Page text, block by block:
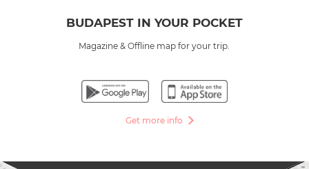
BUDAPEST IN YOUR POCKET
Magazine & Offline map for your trip.
Get more info